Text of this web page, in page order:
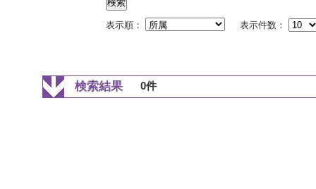
表示順： 表示件数：
検索結果 0件